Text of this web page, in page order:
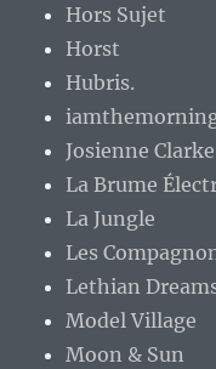
Hors Sujet
Horst
Hubris.
Josienne Clarke
La Brume
La Jungle
Les
Lethian
Model Village
Moon & Sun